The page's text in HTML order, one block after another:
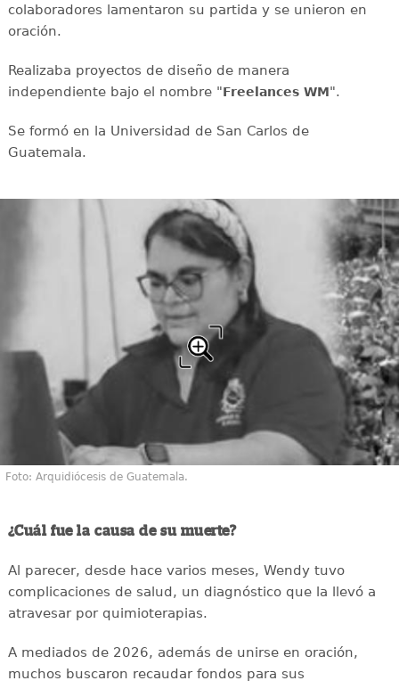
colaboradores lamentaron su partida y se unieron en
oración.
Realizaba proyectos de diseño de manera
independiente bajo el nombre "Freelances WM".
Se formó en la Universidad de San Carlos de
Guatemala.
Foto: Arquidiócesis de Guatemala.
¿Cuál fue la causa de su muerte?
Al parecer, desde hace varios meses, Wendy tuvo
complicaciones de salud, un diagnóstico que la llevó a
atravesar por quimioterapias.
A mediados de 2026, además de unirse en oración,
muchos buscaron recaudar fondos para sus